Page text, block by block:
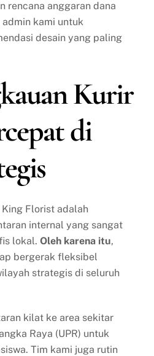
rencana anggaran dana
kami untuk
desain yang paling
Kurir
di
Florist adalah
internal yang sangat
lokal.Oleh karena itu,
bergerak fleksibel
strategis di seluruh
kilat ke area sekitar
Raya (UPR) untuk
Tim kami juga rutin